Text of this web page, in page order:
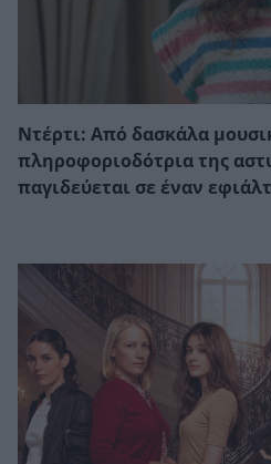
Ντέρτι: Από δασκάλα
πληροφοριοδότρια της
παγιδεύεται σε έναν